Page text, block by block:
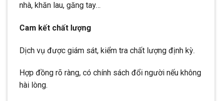
nhà, khăn lau, găng tay…
Cam kết chất lượng
Dịch vụ được giám sát, kiểm tra chất lượng định kỳ.
Hợp đồng rõ ràng, có chính sách đổi người nếu không
hài lòng.